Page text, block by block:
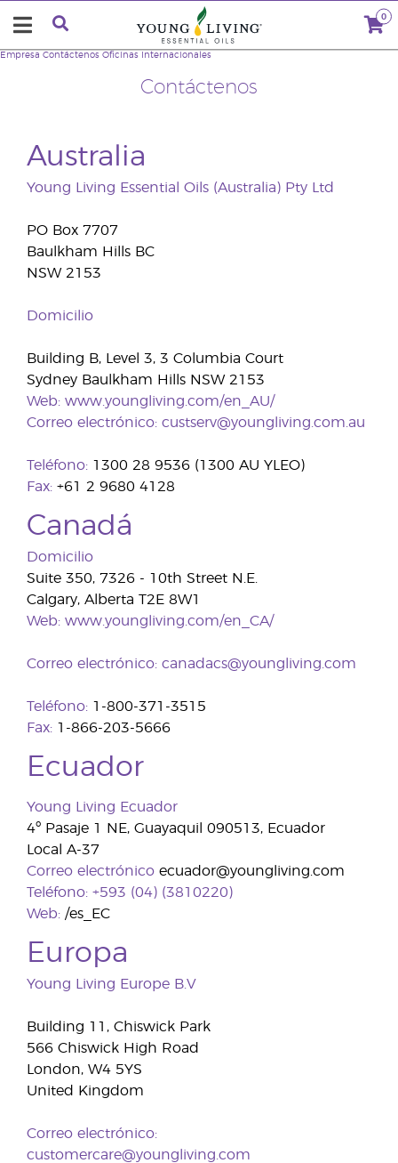
0
Contáctenos
Empresa Contáctenos Oficinas Internacionales
Australia
Young Living Essential Oils (Australia) Pty Ltd
PO Box 7707
Baulkham Hills BC
NSW 2153
Domicilio
Building B, Level 3, 3 Columbia Court
Sydney Baulkham Hills NSW 2153
Web: www.youngliving.com/en_AU/
Correo electrónico: custserv@youngliving.com.au
Teléfono: 1300 28 9536 (1300 AU YLEO)
Fax: +61 2 9680 4128
Canadá
Domicilio
Suite 350, 7326 - 10th Street N.E.
Calgary, Alberta T2E 8W1
Web: www.youngliving.com/en_CA/
Correo electrónico: canadacs@youngliving.com
Teléfono: 1-800-371-3515
Fax: 1-866-203-5666
Ecuador
Young Living Ecuador
4º Pasaje 1 NE, Guayaquil 090513, Ecuador
Local A-37
Correo electrónico ecuador@youngliving.com
Teléfono: +593 (04) (3810220)
Web: /es_EC
Europa
Young Living Europe B.V
Building 11, Chiswick Park
566 Chiswick High Road
London, W4 5YS
United Kingdom
Correo electrónico:
customercare@youngliving.com